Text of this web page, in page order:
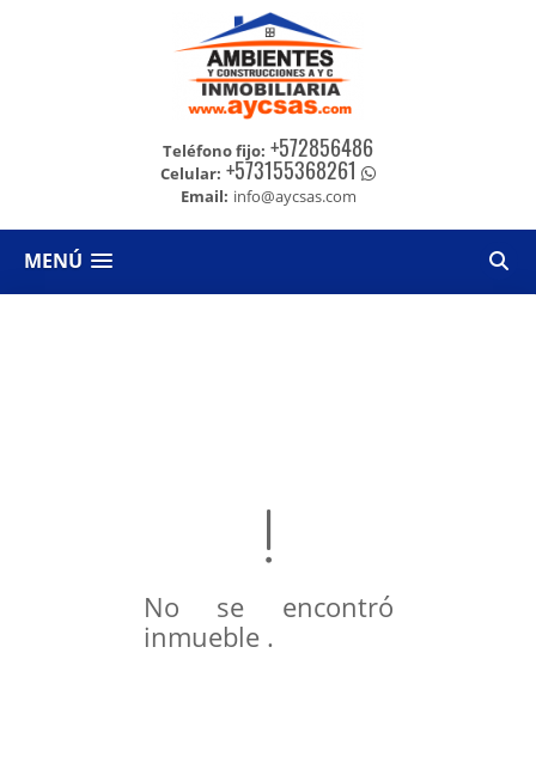
Teléfono fijo: +572856486
Celular: +573155368261
Email: info@aycsas.com
MENÚ
No se encontró
inmueble .